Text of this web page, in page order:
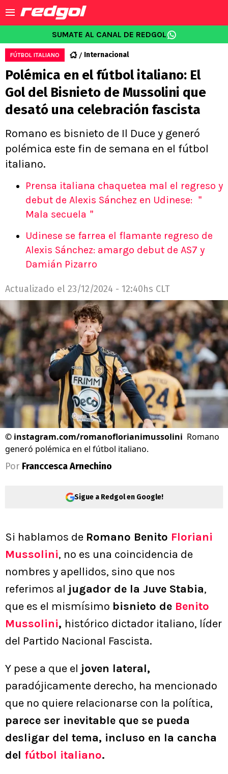
SUMATE AL CANAL DE REDGOL
FÚTBOL ITALIANO Internacional
Polémica en el fútbol italiano: El
Gol del Bisnieto de Mussolini que
desató una celebración fascista
Romano es bisnieto de Il Duce y generó
polémica este fin de semana en el fútbol
italiano.
Prensa italiana chaquetea mal el regreso y
debut de Alexis Sánchez en Udinese: ＂
Mala secuela＂
Udinese se farrea el flamante regreso de
Alexis Sánchez: amargo debut de AS7 y
Damián Pizarro
Actualizado el 23/12/2024 - 12:40hs CLT
© instagram.com/romanoflorianimussolini Romano
generó polémica en el fútbol italiano.
Por Franccesca Arnechino
Sigue a Redgol en Google!
Si hablamos de Romano Benito Floriani
Mussolini, no es una coincidencia de
nombres y apellidos, sino que nos
referimos al jugador de la Juve Stabia,
que es el mismísimo bisnieto de Benito
Mussolini, histórico dictador italiano, líder
del Partido Nacional Fascista.
Y pese a que el joven lateral,
paradójicamente derecho, ha mencionado
que no quiere relacionarse con la política,
parece ser inevitable que se pueda
desligar del tema, incluso en la cancha
del fútbol italiano.